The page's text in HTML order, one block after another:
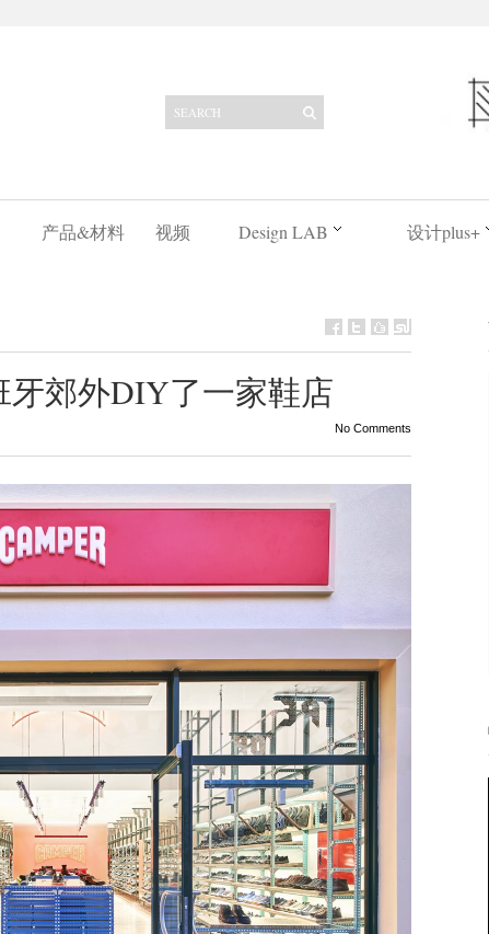
产品&材料 视频 Design LAB 设计plus+
郊外DIY了一家鞋店
No Comments